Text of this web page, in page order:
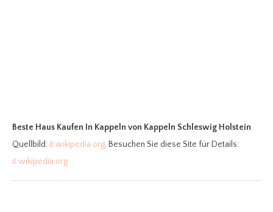
Beste Haus Kaufen In Kappeln von Kappeln Schleswig Holstein.
Quellbild: it.wikipedia.org. Besuchen Sie diese Site für Details:
it.wikipedia.org